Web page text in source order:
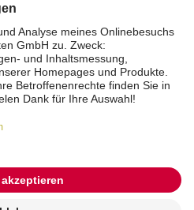
Stiftung
Vertrag widerrufen